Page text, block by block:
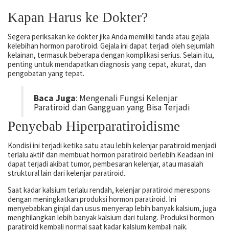
Kapan Harus ke Dokter?
Segera periksakan ke dokter jika Anda memiliki tanda atau gejala
kelebihan hormon parotiroid. Gejala ini dapat terjadi oleh sejumlah
kelainan, termasuk beberapa dengan komplikasi serius. Selain itu,
penting untuk mendapatkan diagnosis yang cepat, akurat, dan
pengobatan yang tepat.
Baca Juga: Mengenali Fungsi Kelenjar
Paratiroid dan Gangguan yang Bisa Terjadi
Penyebab Hiperparatiroidisme
Kondisi ini terjadi ketika satu atau lebih kelenjar paratiroid menjadi
terlalu aktif dan membuat hormon paratiroid berlebih.Keadaan ini
dapat terjadi akibat tumor, pembesaran kelenjar, atau masalah
struktural lain dari kelenjar paratiroid.
Saat kadar kalsium terlalu rendah, kelenjar paratiroid merespons
dengan meningkatkan produksi hormon paratiroid. Ini
menyebabkan ginjal dan usus menyerap lebih banyak kalsium, juga
menghilangkan lebih banyak kalsium dari tulang. Produksi hormon
paratiroid kembali normal saat kadar kalsium kembali naik.